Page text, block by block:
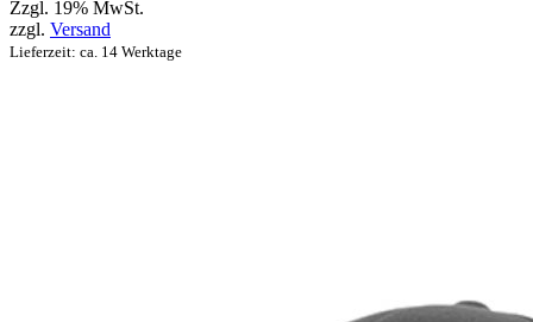
Zzgl. 19% MwSt.
zzgl. Versand
Lieferzeit: ca. 14 Werktage